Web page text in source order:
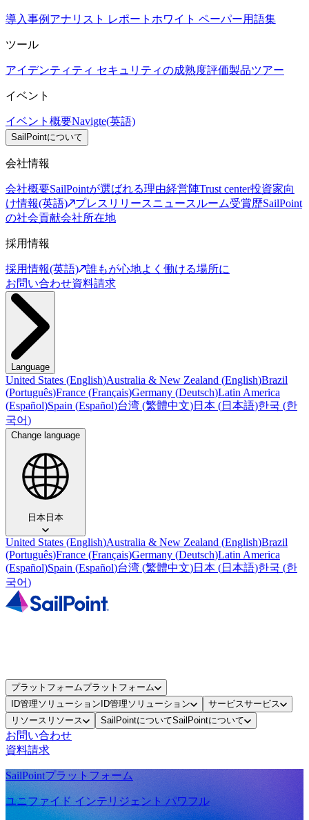
導入事例 アナリスト レポート ホワイト ペーパー用語集
ツール
アイデンティティ セキュリティの成熟度評価製品ツアー
イベント
イベント概要Navigte(英語)
SailPointについて
会社情報
会社概要SailPointが選ばれる理由経営陣Trust center投資家向
け情報(英語)
プレスリリースニュースルーム受賞歴SailPoint
の社会貢献会社所在地
採用情報
採用情報(英語)
誰もが心地よく働ける場所に
お問い合わせ資料請求
Language
United States (English)Australia & New Zealand (English)Brazil
(Português)France (Français)Germany (Deutsch)Latin America
(Español)Spain (Español)台湾 (繁體中文)日本 (日本語)한국 (한
국어)
Change language
日本日本
United States (English)Australia & New Zealand (English)Brazil
(Português)France (Français)Germany (Deutsch)Latin America
(Español)Spain (Español)台湾 (繁體中文)日本 (日本語)한국 (한
국어)
プラットフォームプラットフォーム
ID管理ソリューション ID管理ソリューション サービスサービス
リソース リソース SailPointについてSailPointについて
お問い合わせ
資料請求
SailPointプラットフォーム
ユニファイド インテリジェント パワフル